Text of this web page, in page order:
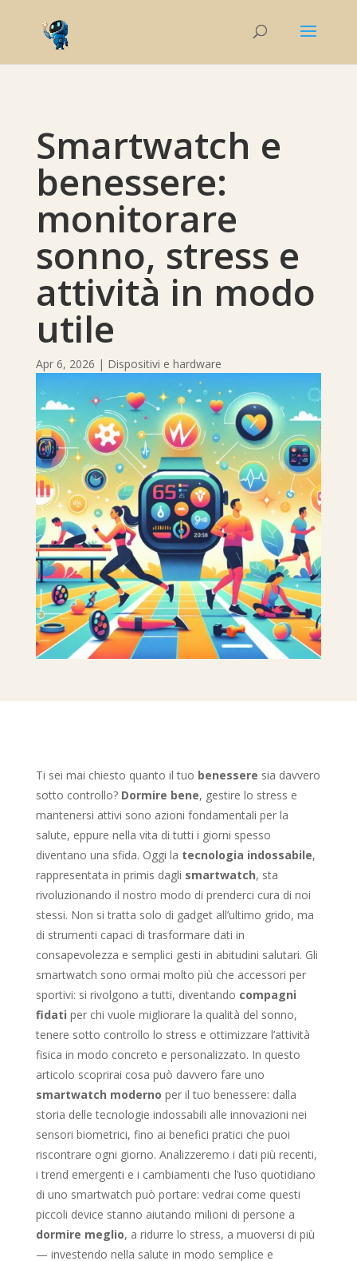
Smartwatch e
benessere:
monitorare
sonno, stress e
attività in modo
utile
Apr 6, 2026 | Dispositivi e hardware
Ti sei mai chiesto quanto il tuo benessere sia davvero
sotto controllo? Dormire bene, gestire lo stress e
mantenersi attivi sono azioni fondamentali per la
salute, eppure nella vita di tutti i giorni spesso
diventano una sfida. Oggi la tecnologia indossabile,
rappresentata in primis dagli smartwatch, sta
rivoluzionando il nostro modo di prenderci cura di noi
stessi. Non si tratta solo di gadget all’ultimo grido, ma
di strumenti capaci di trasformare dati in
consapevolezza e semplici gesti in abitudini salutari. Gli
smartwatch sono ormai molto più che accessori per
sportivi: si rivolgono a tutti, diventando compagni
fidati per chi vuole migliorare la qualità del sonno,
tenere sotto controllo lo stress e ottimizzare l’attività
fisica in modo concreto e personalizzato. In questo
articolo scoprirai cosa può davvero fare uno
smartwatch moderno per il tuo benessere: dalla
storia delle tecnologie indossabili alle innovazioni nei
sensori biometrici, fino ai benefici pratici che puoi
riscontrare ogni giorno. Analizzeremo i dati più recenti,
i trend emergenti e i cambiamenti che l’uso quotidiano
di uno smartwatch può portare: vedrai come questi
piccoli device stanno aiutando milioni di persone a
dormire meglio, a ridurre lo stress, a muoversi di più
— investendo nella salute in modo semplice e